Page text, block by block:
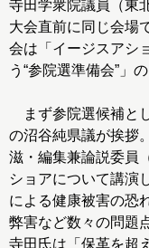
寺田学衆院議員（東
大会直前に同じ会場
会は「イージスアシ
う“参院選準備会”」
まず参院選候補と
の沼谷純県議が挨拶
滋・編集兼論説委員
ショアについて講演
による健康被害の恐
弊害など数々の問題
寺田氏は「保革を超